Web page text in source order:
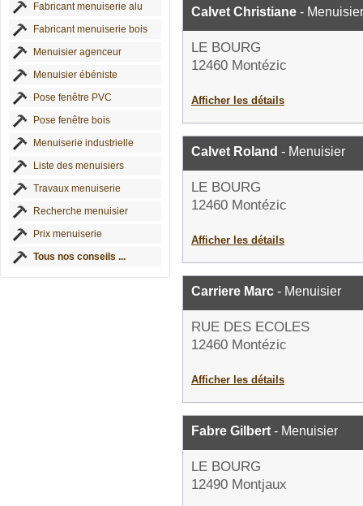
Fabricant menuiserie alu
Fabricant menuiserie bois
Menuisier agenceur
Menuisier ébéniste
Pose fenêtre PVC
Pose fenêtre bois
Menuiserie industrielle
Liste des menuisiers
Travaux menuiserie
Recherche menuisier
Prix menuiserie
Tous nos conseils ...
Calvet Christiane - Menuisier
LE BOURG
12460 Montézic
Afficher les détails
Calvet Roland - Menuisier
LE BOURG
12460 Montézic
Afficher les détails
Carriere Marc - Menuisier
RUE DES ECOLES
12460 Montézic
Afficher les détails
Fabre Gilbert - Menuisier
LE BOURG
12490 Montjaux